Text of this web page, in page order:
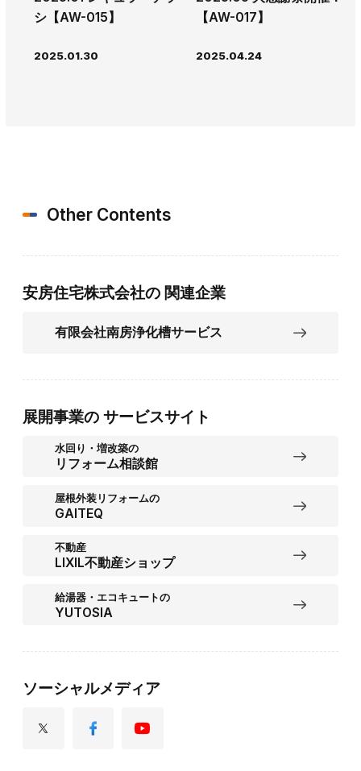
シ【AW-015】
2025.01.30
【AW-017】
2025.04.24
Other Contents
安房住宅株式会社の 関連企業
有限会社南房浄化槽サービス
展開事業の サービスサイト
水回り・増改築の
リフォーム相談館
屋根外装リフォームの
GAITEQ
不動産
LIXIL不動産ショップ
給湯器・エコキュートの
YUTOSIA
ソーシャルメディア